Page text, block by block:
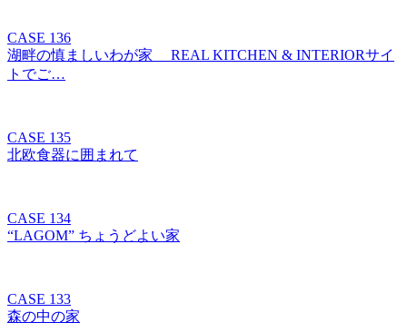
CASE 136
湖畔の慎ましいわが家 REAL KITCHEN & INTERIORサイ
トでご…
CASE 135
北欧食器に囲まれて
CASE 134
“LAGOM” ちょうどよい家
CASE 133
森の中の家